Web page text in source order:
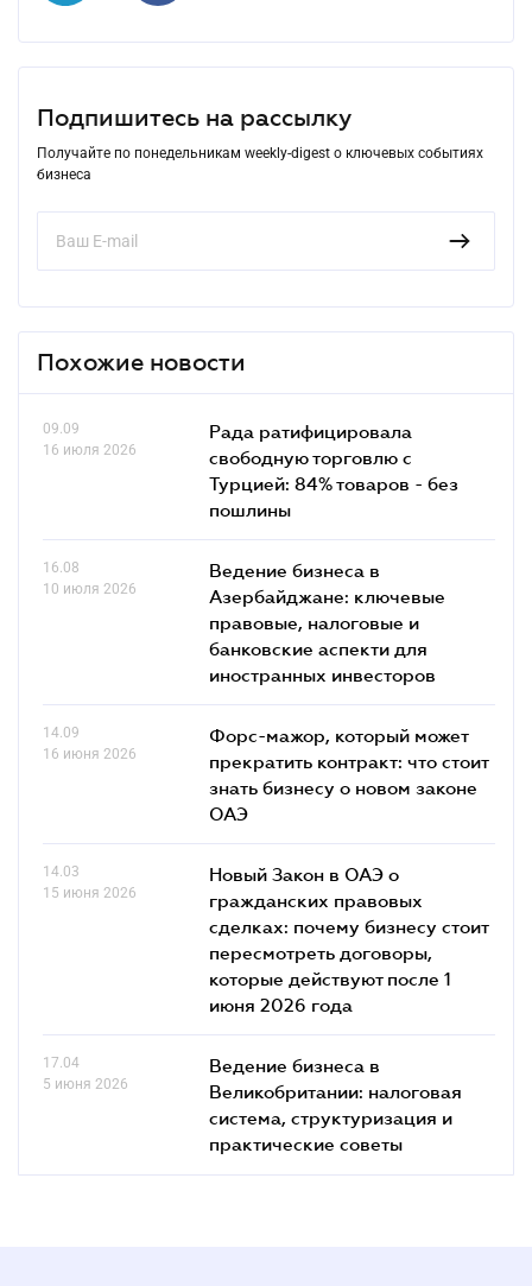
Подпишитесь на рассылку
Получайте по понедельникам weekly-digest о ключевых событиях
бизнеса
Похожие новости
09.09
16 июля 2026
Рада ратифицировала
свободную торговлю с
Турцией: 84% товаров - без
пошлины
16.08
10 июля 2026
Ведение бизнеса в
Азербайджане: ключевые
правовые, налоговые и
банковские аcпекти для
иностранных инвесторов
14.09
16 июня 2026
Форс-мажор, который может
прекратить контракт: что стоит
знать бизнесу о новом законе
ОАЭ
14.03
15 июня 2026
Новый Закон в ОАЭ о
гражданских правовых
сделках: почему бизнесу стоит
пересмотреть договоры,
которые действуют после 1
июня 2026 года
17.04
5 июня 2026
Ведение бизнеса в
Великобритании: налоговая
система, структуризация и
практические советы